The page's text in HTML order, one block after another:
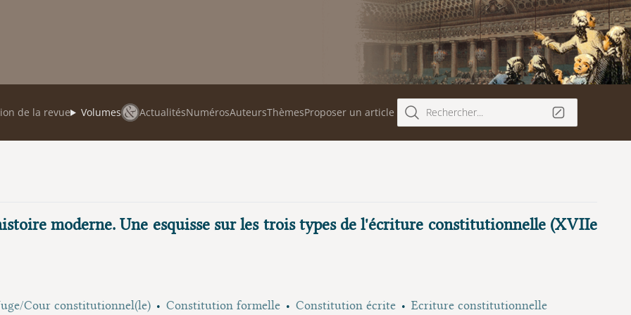
de la revue Volumes ActualitésNumérosAuteursThèmesProposer un article Rechercher...
moderne. Une esquisse sur les trois types de l'écriture constitutionnelle (XVIIe
Cour constitutionnel(le) Constitution formelle Constitution écrite Ecriture constitutionnelle